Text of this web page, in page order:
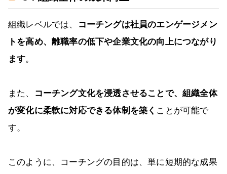
組織レベルでは、
コーチングは社員のエンゲージメン
トを高め、離職率の低下や企業文化の向上につながり
ます。
また、
コーチング文化を浸透させることで、組織全体
が変化に柔軟に対応できる体制を築く ことが可能で
す。
このように、コーチングの目的は、単に短期的な成果